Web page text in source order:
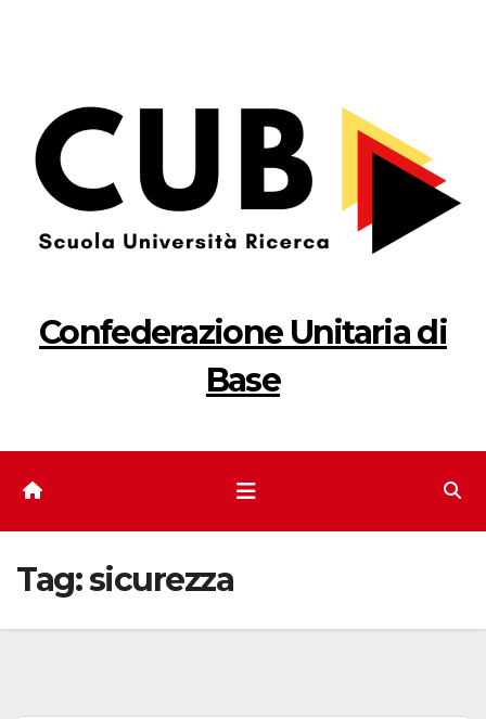
Confederazione Unitaria di
Base
Tag:sicurezza